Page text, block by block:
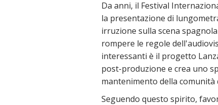
Da anni, il Festival
la presentazione di
irruzione sulla scena
rompere le regole
interessanti è il progetto
post-produzione e crea uno
mantenimento della
Seguendo questo spirito,